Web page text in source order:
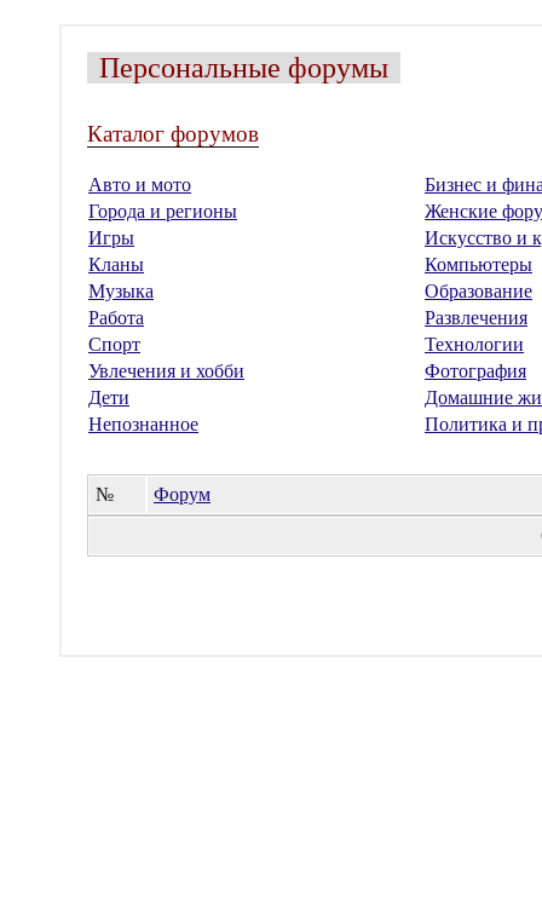
Персональные форумы
Каталог форумов
Авто и мото
Бизнес и
Города и регионы
Женские
Игры
Искусство и
Кланы
Компьютеры
Музыка
Образование
Работа
Развлечения
Спорт
Технологии
Увлечения и хобби
Фотография
Дети
Домашние
Непознанное
Политика и
№
Форум